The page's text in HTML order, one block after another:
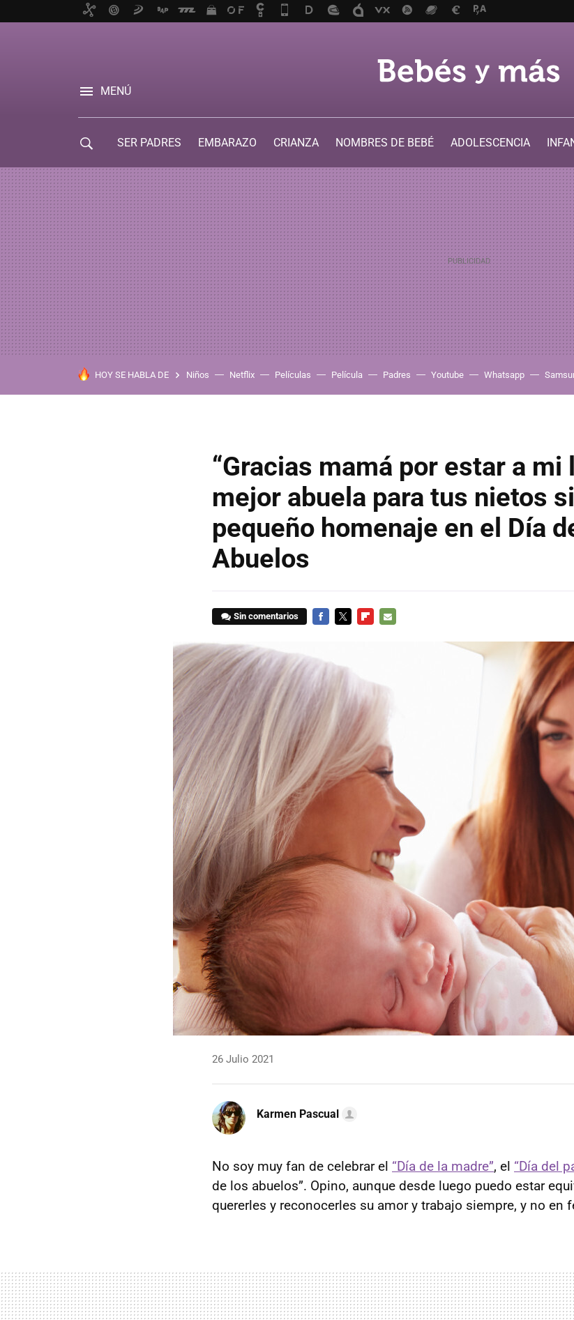
MENÚ
SER PADRES EMBARAZO CRIANZA NOMBRES DE BEBÉ ADOLESCENCIA
HOY SE HABLA DE Niños Netflix Películas Película Padres Youtube Whatsapp
“Gracias mamá por estar a mi
mejor abuela para tus nietos
pequeño homenaje en el Día
Abuelos
Sin comentarios
26 Julio 2021
Karmen Pascual
No soy muy fan de celebrar el “Día de la madre”, el “Día del
de los abuelos”. Opino, aunque desde luego puedo estar
quererles y reconocerles su amor y trabajo siempre, y no en